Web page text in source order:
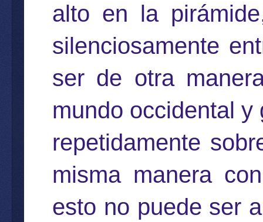
alto en la
silenciosamente
ser de otra
mundo occidental
repetidamente
misma manera
esto no puede ser